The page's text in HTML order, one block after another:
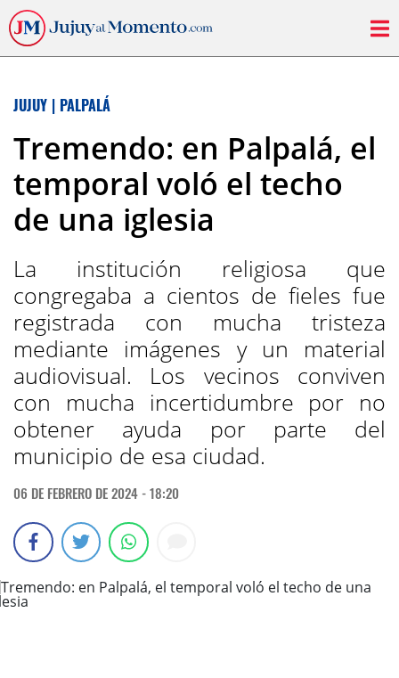
JUJUY | PALPALÁ
Tremendo: en Palpalá, el
temporal voló el techo
de una iglesia
La institución religiosa que
congregaba a cientos de fieles fue
registrada con mucha tristeza
mediante imágenes y un material
audiovisual. Los vecinos conviven
con mucha incertidumbre por no
obtener ayuda por parte del
municipio de esa ciudad.
06 DE FEBRERO DE 2024 - 18:20